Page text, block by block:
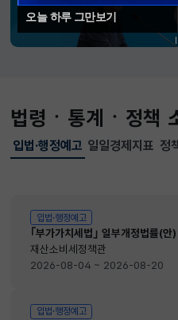
오늘 하루 그만보기
법령ㆍ통계ㆍ정책
입법·행정예고
선택됨
입법·행정예고
입법·행정예고
｢부가가치세법｣ 일부개정법률(안
재산소비세정책관
2026-08-04 ~ 2026-08-20
입법·행정예고
일일경제지표 정